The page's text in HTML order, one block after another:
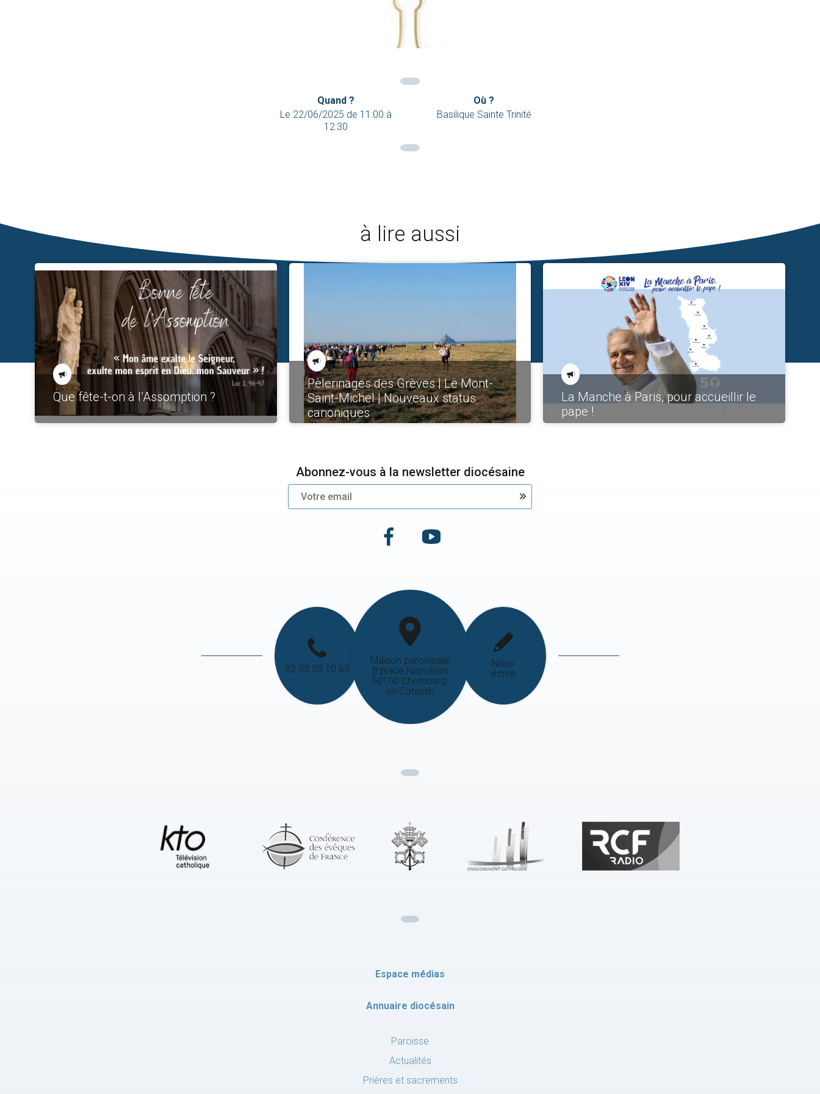
Quand ?
Le 22/06/2025 de 11:00 à
12:30
Où ?
Basilique Sainte Trinité
à lire aussi
Que fête-t-on à l’Assomption ?
Pèlerinages des Grèves | Le Mont-
Saint-Michel | Nouveaux status
canoniques
La Manche à Paris, pour accueillir le
pape !
Abonnez-vous à la newsletter diocésaine
02 33 53 10 63
Nous
écrire
Maison paroissiale
8 place Napoléon
50100 Cherbourg-
en-Cotentin
Espace médias
Annuaire diocésain
Paroisse
Actualités
Prières et sacrements